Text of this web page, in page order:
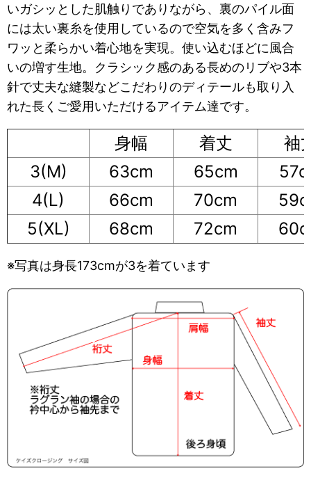
いガシッとした肌触りでありながら、裏のパイル面
には太い裏糸を使用しているので空気を多く含みフ
ワッと柔らかい着心地を実現。使い込むほどに風合
いの増す生地。クラシック感のある長めのリブや3本
針で丈夫な縫製などこだわりのディテールも取り入
れた長くご愛用いただけるアイテム達です。
身幅 着丈
袖
3(M)
63cm 65cm
4(L)
66cm 70cm
5(XL)
68cm 72cm
※写真は身長173cmが3を着ています